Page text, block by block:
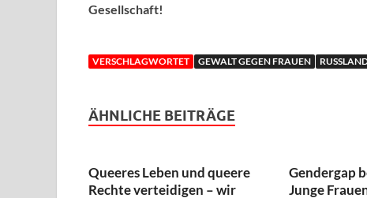
Gesellschaft!
VERSCHLAGWORTET GEWALT GEGEN FRAUEN
ÄHNLICHE BEITRÄGE
Queeres Leben und queere
Rechte verteidigen – wir
Gendergap
Junge